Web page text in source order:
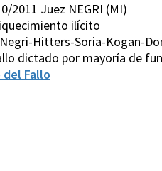
2011 Juez NEGRI (MI)
ilícito
Hitters-Soria-Kogan-
dictado por mayoría de
Fallo